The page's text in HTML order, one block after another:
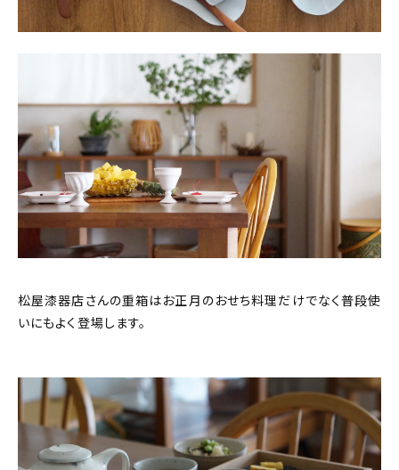
松屋漆器店さんの重箱はお正月のおせち料理だけでなく普段使
いにもよく登場します。